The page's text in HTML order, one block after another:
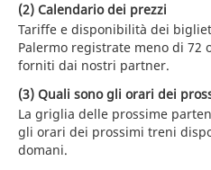
(2) Calendario dei prezzi
Tariffe e disponibilità dei
Palermo registrate meno di 72
forniti dai nostri partner.
(3) Quali sono gli orari dei
La griglia delle prossime
gli orari dei prossimi treni
domani.